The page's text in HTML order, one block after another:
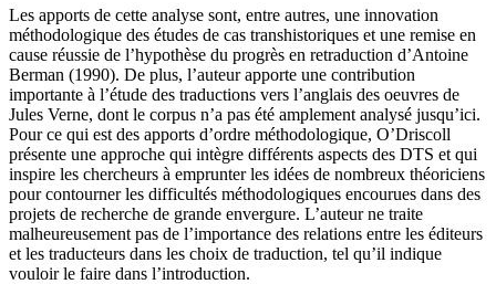
Les apports de cette analyse sont, entre autres, une innovation
méthodologique des études de cas transhistoriques et une remise en
cause réussie de l’hypothèse du progrès en retraduction d’Antoine
Berman (1990). De plus, l’auteur apporte une contribution
importante à l’étude des traductions vers l’anglais des oeuvres de
Jules Verne, dont le corpus n’a pas été amplement analysé jusqu’ici.
Pour ce qui est des apports d’ordre méthodologique, O’Driscoll
présente une approche qui intègre différents aspects des DTS et qui
inspire les chercheurs à emprunter les idées de nombreux théoriciens
pour contourner les difficultés méthodologiques encourues dans des
projets de recherche de grande envergure. L’auteur ne traite
malheureusement pas de l’importance des relations entre les éditeurs
et les traducteurs dans les choix de traduction, tel qu’il indique
vouloir le faire dans l’introduction.